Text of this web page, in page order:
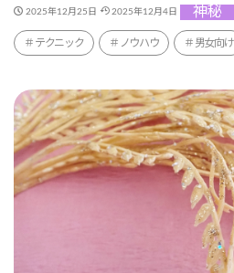
2025年12月25日 2025年12月4日 神秘
テクニック ノウハウ 男女向け